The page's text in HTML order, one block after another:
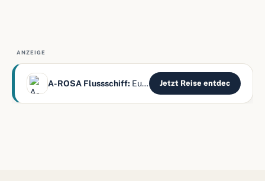
ANZEIGE
A-ROSA Flussschiff: Europas Flüsse – alles inklusive Jetzt Reise entdec